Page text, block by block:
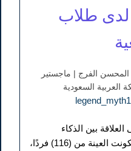
لدى طلاب
الفرج | ماجستير
العربية السعودية
بين الذكاء
الوجداني والنضج المهني، تكونت العينة من (116) فردًا،